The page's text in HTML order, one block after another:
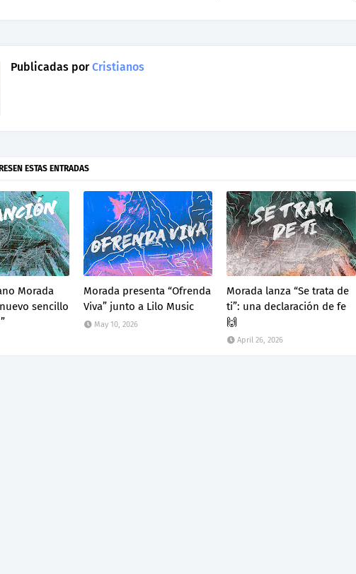
Publicadas porCristianos
ESTAS ENTRADAS
Morada
sencillo
Morada presenta “Ofrenda
Viva” junto a Lilo Music
May 10, 2026
Morada lanza “Se trata de
ti”: una declaración de fe
🙌
April 26, 2026